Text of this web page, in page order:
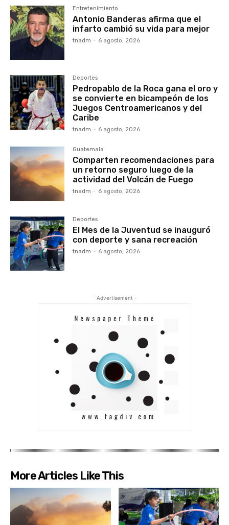
Entretenimiento
Antonio Banderas afirma que el
infarto cambió su vida para mejor
tnadm - 6 agosto, 2026
Deportes
Pedropablo de la Roca gana el oro y
se convierte en bicampeón de los
Juegos Centroamericanos y del
Caribe
tnadm - 6 agosto, 2026
Guatemala
Comparten recomendaciones para
un retorno seguro luego de la
actividad del Volcán de Fuego
tnadm - 6 agosto, 2026
Deportes
El Mes de la Juventud se inauguró
con deporte y sana recreación
tnadm - 6 agosto, 2026
- Advertisement -
More Articles Like This